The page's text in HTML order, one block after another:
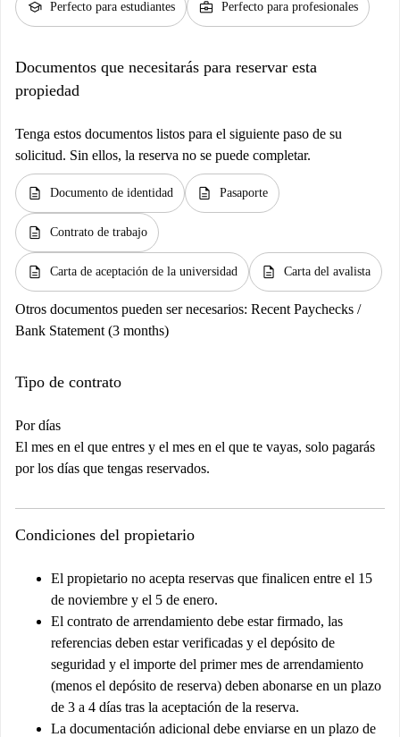
school Perfecto para estudiantes business_center Perfecto para profesionales
Documentos que necesitarás para reservar esta
propiedad
Tenga estos documentos listos para el siguiente paso de su
solicitud. Sin ellos, la reserva no se puede completar.
description Documento de identidad description Pasaporte
description Contrato de trabajo
description Carta de aceptación de la universidad description Carta del avalista
Otros documentos pueden ser necesarios: Recent Paychecks /
Bank Statement (3 months)
Tipo de contrato
Por días
El mes en el que entres y el mes en el que te vayas, solo pagarás
por los días que tengas reservados.
Condiciones del propietario
El propietario no acepta reservas que finalicen entre el 15
de noviembre y el 5 de enero.
El contrato de arrendamiento debe estar firmado, las
referencias deben estar verificadas y el depósito de
seguridad y el importe del primer mes de arrendamiento
(menos el depósito de reserva) deben abonarse en un plazo
de 3 a 4 días tras la aceptación de la reserva.
La documentación adicional debe enviarse en un plazo de